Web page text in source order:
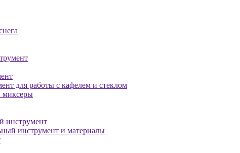
для работы с кафелем и стеклом
миксеры
инструмент
инструмент и материалы